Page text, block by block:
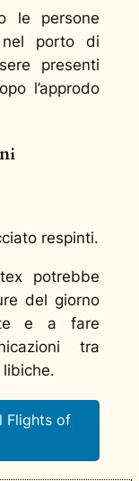
le persone
nel porto di
presenti
l’approdo
respinti.
potrebbe
del giorno
e a fare
tra
libiche.
Flights of